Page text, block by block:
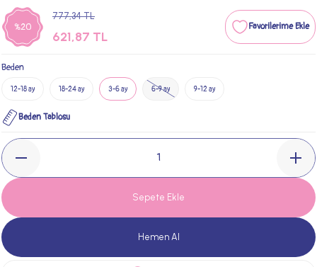
%20
777,34 TL
621,87 TL
Beden
12-18 ay 18-24 ay 3-6 ay 6-9 ay 9-12 ay
Beden Tablosu
Sepete Ekle
Hemen Al